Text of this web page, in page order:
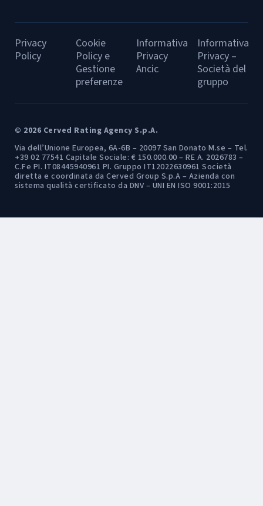
Privacy
Policy
Cookie
Policy e
Gestione
preferenze
Informativa
Privacy
Ancic
Informativa
Privacy –
Società del
gruppo
© 2026 Cerved Rating Agency S.p.A.
Via dell’Unione Europea, 6A-6B – 20097 San Donato M.se – Tel.
+39 02 77541 Capitale Sociale: € 150.000.00 – RE A. 2026783 –
C.Fe PI. IT08445940961 PI. Gruppo IT12022630961 Società
diretta e coordinata da Cerved Group S.p.A – Azienda con
sistema qualità certificato da DNV – UNI EN ISO 9001:2015